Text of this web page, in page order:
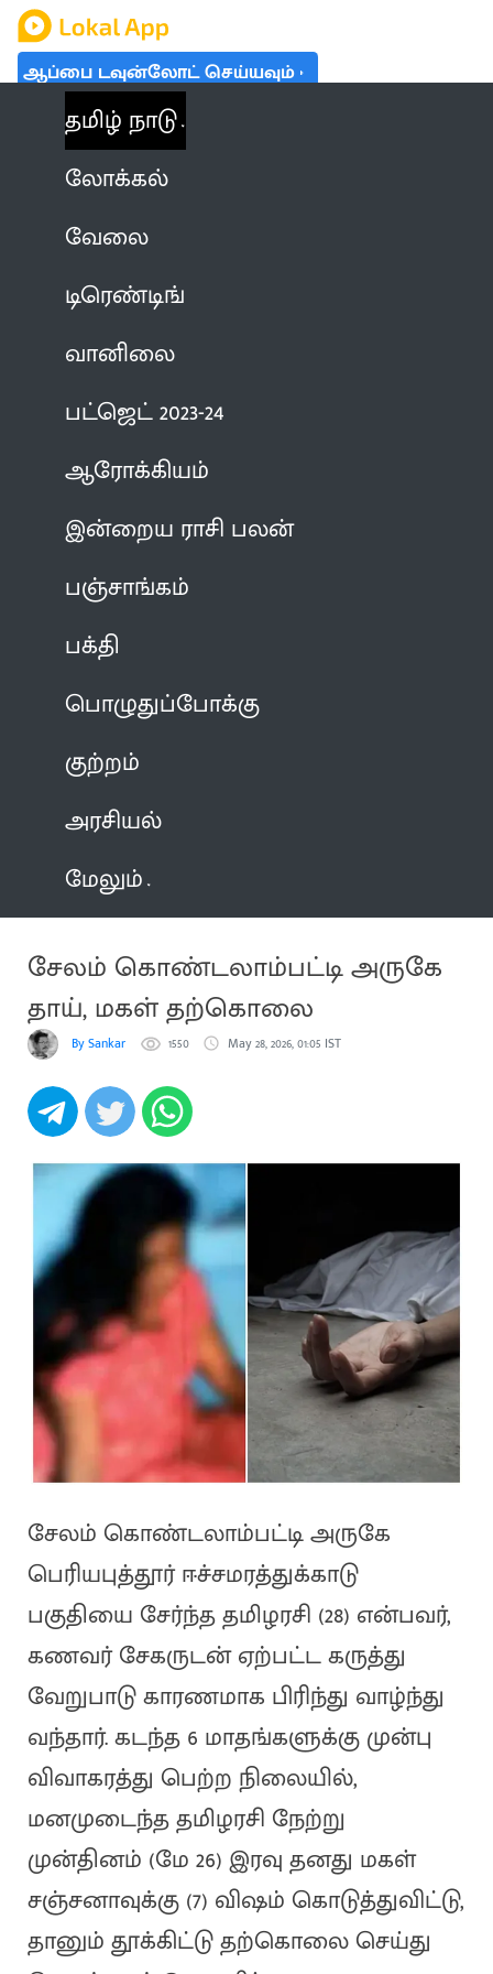
ஆப்பை டவுன்லோட் செய்யவும்
தமிழ் நாடு
லோக்கல்
வேலை
டிரெண்டிங்
வானிலை
பட்ஜெட் 2023-24
ஆரோக்கியம்
இன்றைய ராசி பலன்
பஞ்சாங்கம்
பக்தி
பொழுதுப்போக்கு
குற்றம்
அரசியல்
மேலும்
சேலம் கொண்டலாம்பட்டி அருகே
தாய், மகள் தற்கொலை
By Sankar 1550 May 28, 2026, 01:05 IST
சேலம் கொண்டலாம்பட்டி அருகே
பெரியபுத்தூர் ஈச்சமரத்துக்காடு
பகுதியை சேர்ந்த தமிழரசி (28) என்பவர்,
கணவர் சேகருடன் ஏற்பட்ட கருத்து
வேறுபாடு காரணமாக பிரிந்து வாழ்ந்து
வந்தார். கடந்த 6 மாதங்களுக்கு முன்பு
விவாகரத்து பெற்ற நிலையில்,
மனமுடைந்த தமிழரசி நேற்று
முன்தினம் (மே 26) இரவு தனது மகள்
சஞ்சனாவுக்கு (7) விஷம் கொடுத்துவிட்டு,
தானும் தூக்கிட்டு தற்கொலை செய்து